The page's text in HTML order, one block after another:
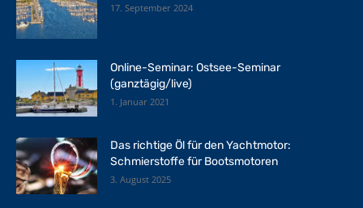
17. September 2024
Online-Seminar: Ostsee-Seminar
(ganztägig/live)
1. Januar 2021
Das richtige Öl für den Yachtmotor:
Schmierstoffe für Bootsmotoren
3. August 2025